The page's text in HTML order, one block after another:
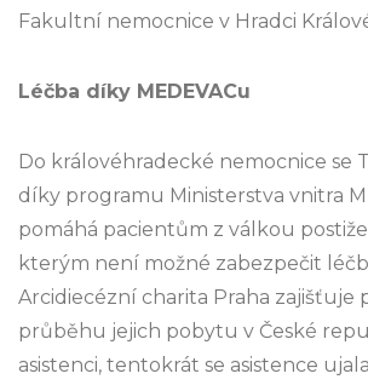
Fakultní nemocnice v Hradci
Léčba díky MEDEVACu
Do královéhradecké nemocnice se
díky programu Ministerstva vnitra
pomáhá pacientům z válkou
kterým není možné zabezpečit
Arcidiecézní charita Praha zajišťuje
průběhu jejich pobytu v České
asistenci, tentokrát se asistence